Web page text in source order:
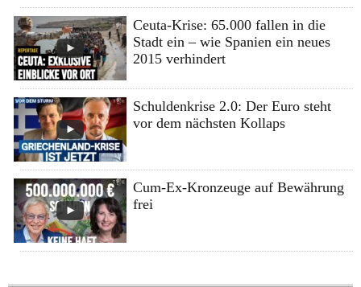
Ceuta-Krise: 65.000 fallen in die
Stadt ein – wie Spanien ein neues
2015 verhindert
Schuldenkrise 2.0: Der Euro steht
vor dem nächsten Kollaps
Cum-Ex-Kronzeuge auf Bewährung
frei